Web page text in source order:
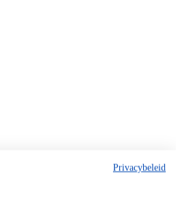
Privacybeleid